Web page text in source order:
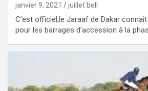
janvier 9, 2021 juillet bell
C’est officiel,le Jaraaf de Dakar
pour les barrages d’accession à la